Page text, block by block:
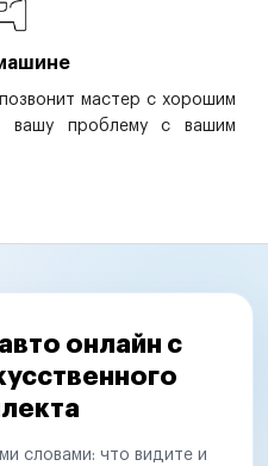
мастер с хорошим
вашу проблему с вашим
онлайн с
словами: что видите и